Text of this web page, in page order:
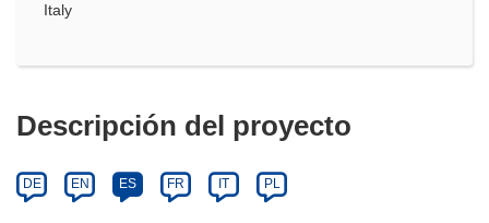
Italy
Descripción del proyecto
DE EN ES FR IT PL